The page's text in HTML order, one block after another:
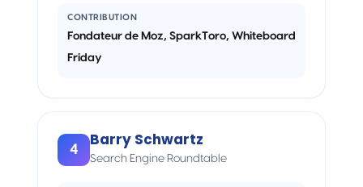
CONTRIBUTION
Fondateur de Moz, SparkToro, Whiteboard
Friday
4
Barry Schwartz
Search Engine Roundtable